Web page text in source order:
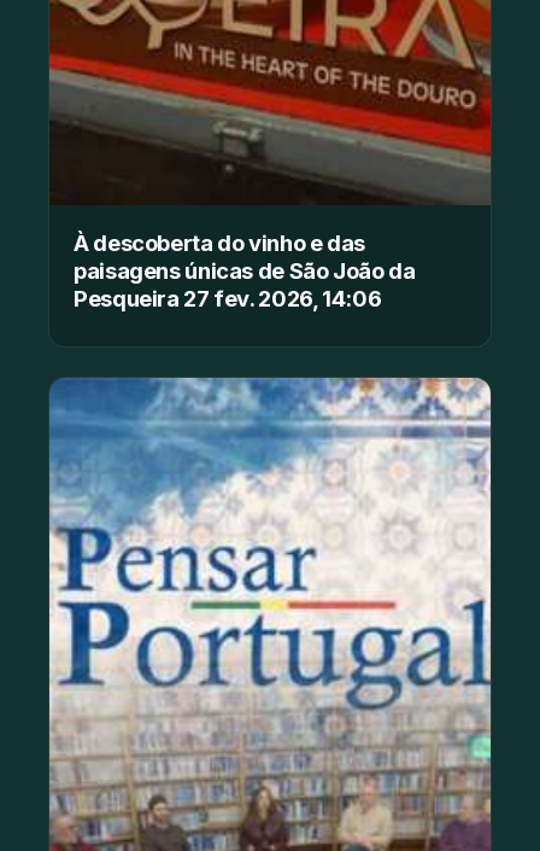
À descoberta do vinho e das
paisagens únicas de São João da
Pesqueira 27 fev. 2026, 14:06